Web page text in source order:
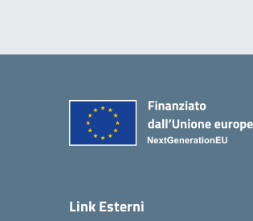
Link Esterni